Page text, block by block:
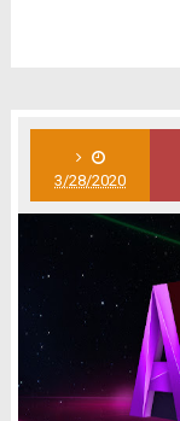
3/28/2020